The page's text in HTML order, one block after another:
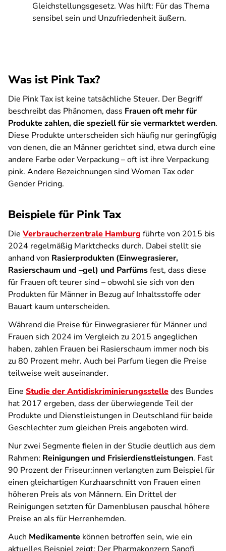
Gleichstellungsgesetz. Was hilft: Für das Thema
sensibel sein und Unzufriedenheit äußern.
Was ist Pink Tax?
Die Pink Tax ist keine tatsächliche Steuer. Der Begriff
beschreibt das Phänomen, dass Frauen oft mehr für
Produkte zahlen, die speziell für sie vermarktet werden.
Diese Produkte unterscheiden sich häufig nur geringfügig
von denen, die an Männer gerichtet sind, etwa durch eine
andere Farbe oder Verpackung – oft ist ihre Verpackung
pink. Andere Bezeichnungen sind Women Tax oder
Gender Pricing.
Beispiele für Pink Tax
Die Verbraucherzentrale Hamburg führte von 2015 bis
2024 regelmäßig Marktchecks durch. Dabei stellt sie
anhand von Rasierprodukten (Einwegrasierer,
Rasierschaum und –gel) und Parfümsfest, dass diese
für Frauen oft teurer sind – obwohl sie sich von den
Produkten für Männer in Bezug auf Inhaltsstoffe oder
Bauart kaum unterscheiden.
Während die Preise für Einwegrasierer für Männer und
Frauen sich 2024 im Vergleich zu 2015 angeglichen
haben, zahlen Frauen bei Rasierschaum immer noch bis
zu 80 Prozent mehr. Auch bei Parfum liegen die Preise
teilweise weit auseinander.
Eine Studie der Antidiskriminierungsstelledes Bundes
hat 2017 ergeben, dass der überwiegende Teil der
Produkte und Dienstleistungen in Deutschland für beide
Geschlechter zum gleichen Preis angeboten wird.
Nur zwei Segmente fielen in der Studie deutlich aus dem
Rahmen: Reinigungen und Frisierdienstleistungen. Fast
90 Prozent der Friseur:innen verlangten zum Beispiel für
einen gleichartigen Kurzhaarschnitt von Frauen einen
höheren Preis als von Männern. Ein Drittel der
Reinigungen setzten für Damenblusen pauschal höhere
Preise an als für Herrenhemden.
Auch Medikamente können betroffen sein, wie ein